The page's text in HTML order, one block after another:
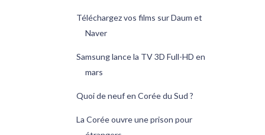
Téléchargez vos films sur Daum et
Naver
Samsung lance la TV 3D Full-HD en
mars
Quoi de neuf en Corée du Sud ?
La Corée ouvre une prison pour